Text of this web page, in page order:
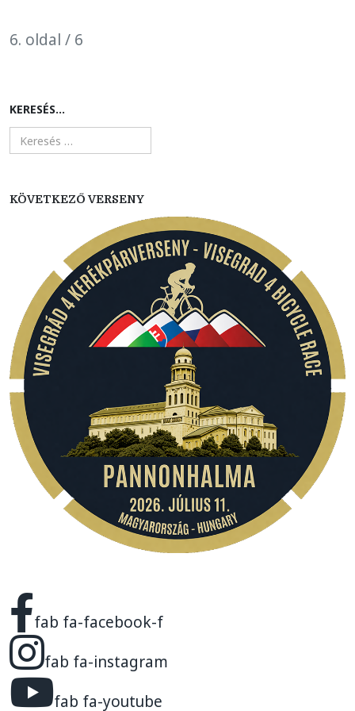
6. oldal / 6
KERESÉS...
KÖVETKEZŐ VERSENY
fab fa-facebook-f
fab fa-instagram
fab fa-youtube